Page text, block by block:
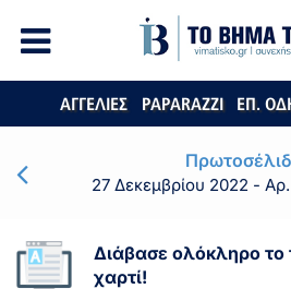
ΑΓΓΕΛΙΕΣ PAPARAZZI ΕΠ.
27 Δεκεμβρίου 2022 -
Διάβασε ολόκληρο το
χαρτί!